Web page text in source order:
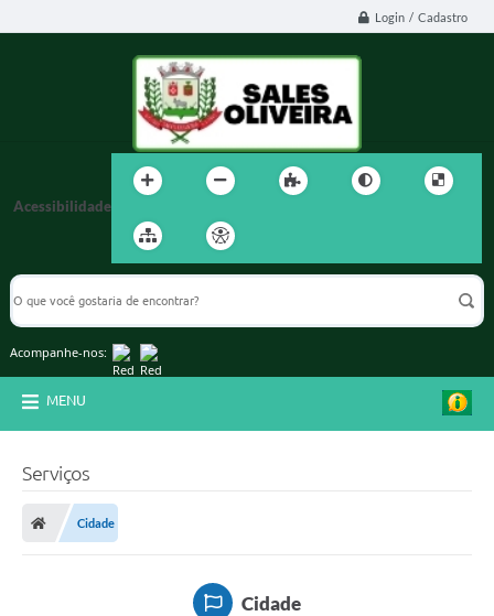
Login / Cadastro
Acessibilidade
Acompanhe-nos:
MENU
Serviços
Cidade
Cidade